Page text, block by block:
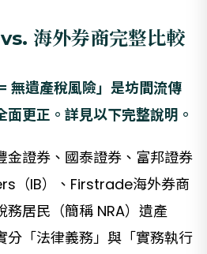
海外券商完整比較
無遺產稅風險」是坊間流傳
更正。詳見以下完整說明。
金證券、國泰證券、富邦證券
（IB）、Firstrade海外券商
務居民（簡稱 NRA）遺產
分「法律義務」與「實務執行